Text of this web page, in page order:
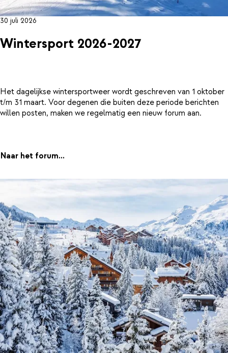
30 juli 2026
Wintersport 2026-2027
Het dagelijkse wintersportweer wordt geschreven van 1 oktober
t/m 31 maart. Voor degenen die buiten deze periode berichten
willen posten, maken we regelmatig een nieuw forum aan.
Naar het forum...